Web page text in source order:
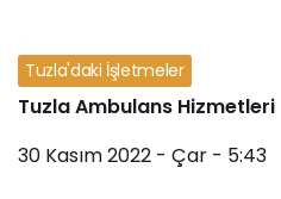
Tuzla'daki İşletmeler
Tuzla Ambulans Hizmetleri
30 Kasım 2022 - Çar - 5:43